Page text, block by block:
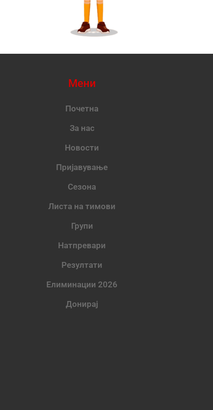
Мени
Почетна
За нас
Новости
Пријавување
Сезона
Листа на тимови
Групи
Натпревари
Резултати
Елиминации 2026
Донирај